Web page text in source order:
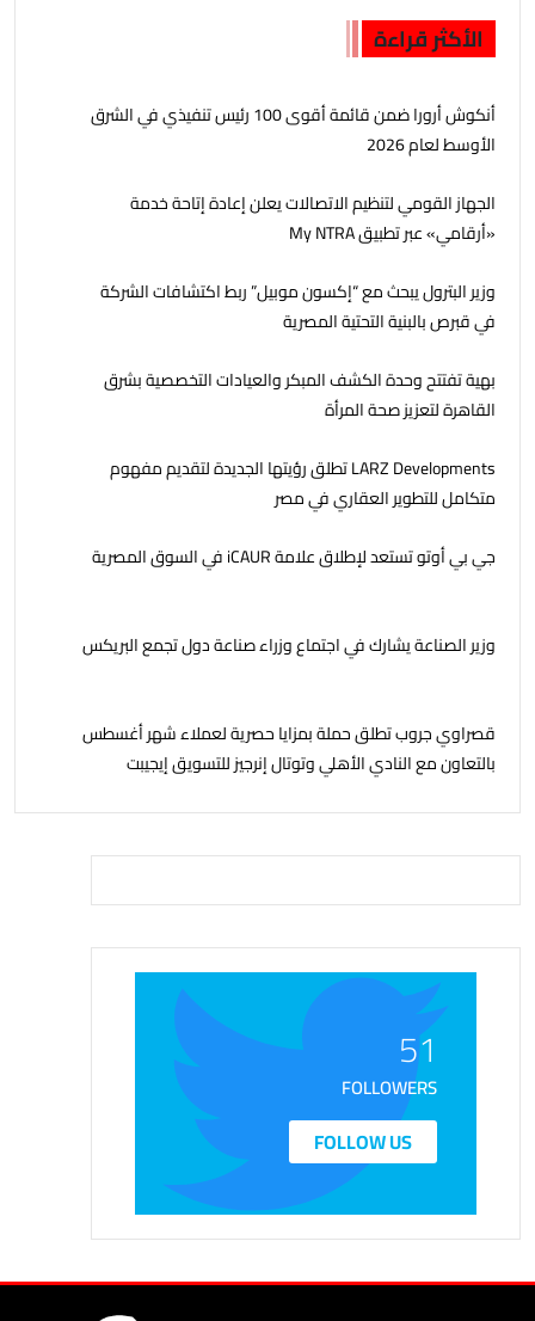
الأكثر قراءة
أنكوش أرورا ضمن قائمة أقوى 100 رئيس تنفيذي في الشرق
الأوسط لعام 2026
الجهاز القومي لتنظيم الاتصالات يعلن إعادة إتاحة خدمة
«أرقامي» عبر تطبيق My NTRA
وزير البترول يبحث مع “إكسون موبيل” ربط اكتشافات الشركة
في قبرص بالبنية التحتية المصرية
بهية تفتتح وحدة الكشف المبكر والعيادات التخصصية بشرق
القاهرة لتعزيز صحة المرأة
LARZ Developments تطلق رؤيتها الجديدة لتقديم مفهوم
متكامل للتطوير العقاري في مصر
جي بي أوتو تستعد لإطلاق علامة iCAUR في السوق المصرية
وزير الصناعة يشارك في اجتماع وزراء صناعة دول تجمع البريكس
قصراوي جروب تطلق حملة بمزايا حصرية لعملاء شهر أغسطس
بالتعاون مع النادي الأهلي وتوتال إنرجيز للتسويق إيجيبت
51
FOLLOWERS
FOLLOW US